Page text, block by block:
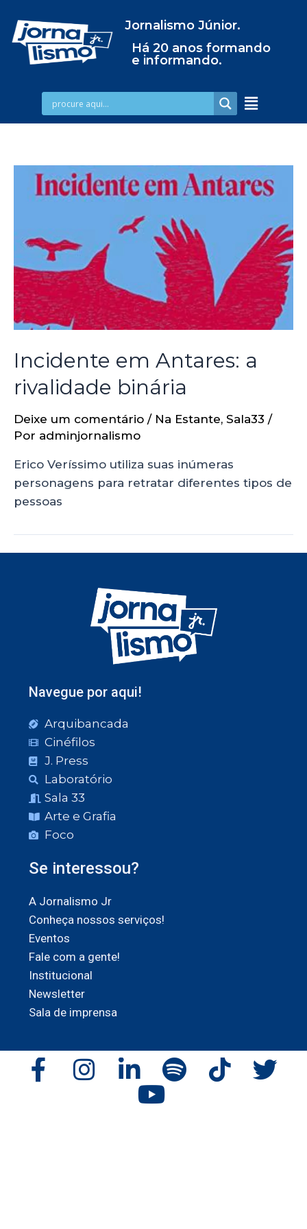
Jornalismo Júnior.
Há 20 anos formando
e informando.
Incidente em Antares: a
rivalidade binária
Deixe um comentário / Na Estante, Sala33 /
Por adminjornalismo
Erico Veríssimo utiliza suas inúmeras
personagens para retratar diferentes tipos de
pessoas
Navegue por aqui!
Arquibancada
Cinéfilos
J. Press
Laboratório
Sala 33
Arte e Grafia
Foco
Se interessou?
A Jornalismo Jr
Conheça nossos serviços!
Eventos
Fale com a gente!
Institucional
Newsletter
Sala de imprensa